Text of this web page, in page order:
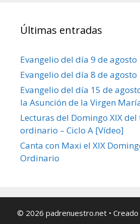
Últimas entradas
Evangelio del día 9 de agosto
Evangelio del día 8 de agosto
Evangelio del día 15 de
la Asunción de la Virgen
Lecturas del Domingo XIX
ordinario – Ciclo A [Vídeo]
Canta con Maxi el XIX
Ordinario
© 2026 padrenuestro.net •